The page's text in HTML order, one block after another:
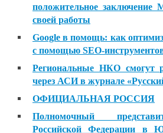
положительное заключение
своей работы
Google в помощь: как
с помощью SEO-
Региональные НКО смогут
через АСИ в журнале
ОФИЦИАЛЬНАЯ РОССИЯ
Полномочный
Российской Федерации в